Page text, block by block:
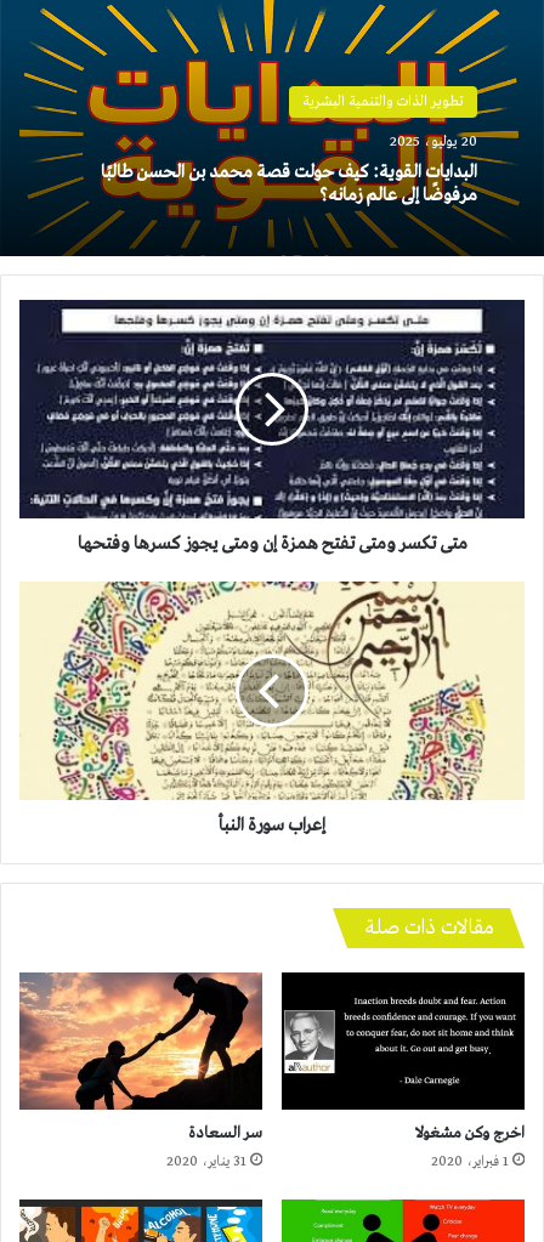
تطوير الذات والتنمية البشرية
20 يوليو، 2025
البدايات القوية: كيف حولت قصة محمد بن الحسن طالبًا
مرفوضًا إلى عالم زمانه؟
ومتى
تفتح
همزة
ومتى
يجوز
كسرها
متى تكسر ومتى تفتح همزة إن ومتى يجوز كسرها وفتحها
إعراب سورة النبأ
مقالات ذات صلة
اخرج وكن مشغولا
1 فبراير، 2020
سر السعادة
31 يناير، 2020